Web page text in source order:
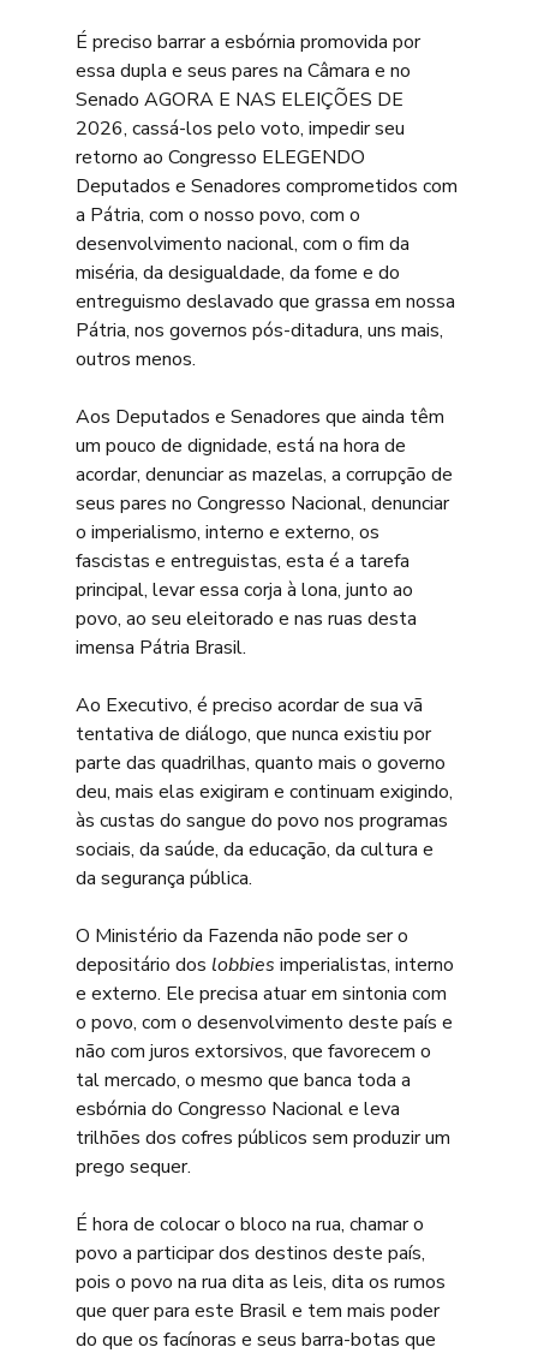
É preciso barrar a esbórnia promovida por
essa dupla e seus pares na Câmara e no
Senado AGORA E NAS ELEIÇÕES DE
2026, cassá-los pelo voto, impedir seu
retorno ao Congresso ELEGENDO
Deputados e Senadores comprometidos com
a Pátria, com o nosso povo, com o
desenvolvimento nacional, com o fim da
miséria, da desigualdade, da fome e do
entreguismo deslavado que grassa em nossa
Pátria, nos governos pós-ditadura, uns mais,
outros menos.
Aos Deputados e Senadores que ainda têm
um pouco de dignidade, está na hora de
acordar, denunciar as mazelas, a corrupção de
seus pares no Congresso Nacional, denunciar
o imperialismo, interno e externo, os
fascistas e entreguistas, esta é a tarefa
principal, levar essa corja à lona, junto ao
povo, ao seu eleitorado e nas ruas desta
imensa Pátria Brasil.
Ao Executivo, é preciso acordar de sua vã
tentativa de diálogo, que nunca existiu por
parte das quadrilhas, quanto mais o governo
deu, mais elas exigiram e continuam exigindo,
às custas do sangue do povo nos programas
sociais, da saúde, da educação, da cultura e
da segurança pública.
O Ministério da Fazenda não pode ser o
depositário dos lobbies imperialistas, interno
e externo. Ele precisa atuar em sintonia com
o povo, com o desenvolvimento deste país e
não com juros extorsivos, que favorecem o
tal mercado, o mesmo que banca toda a
esbórnia do Congresso Nacional e leva
trilhões dos cofres públicos sem produzir um
prego sequer.
É hora de colocar o bloco na rua, chamar o
povo a participar dos destinos deste país,
pois o povo na rua dita as leis, dita os rumos
que quer para este Brasil e tem mais poder
do que os facínoras e seus barra-botas que